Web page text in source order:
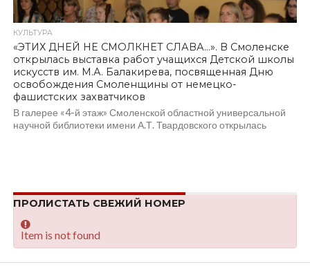
КУЛЬТУРА
«ЭТИХ ДНЕЙ НЕ СМОЛКНЕТ СЛАВА…». В Смоленске
открылась выставка работ учащихся Детской школы
искусств им. М.А. Балакирева, посвященная Дню
освобождения Смоленщины от немецко-
фашистских захватчиков
В галерее «4-й этаж» Смоленской областной универсальной
научной библиотеки имени А.Т. Твардовского открылась
ПРОЛИСТАТЬ СВЕЖИЙ НОМЕР
Item is not found